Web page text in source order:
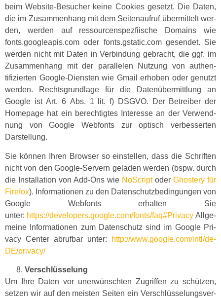
beim Web­site-Besuch­er keine Cook­ies geset­zt. Die Dat­en,
die im Zusam­men­hang mit dem Seit­e­naufruf über­mit­telt wer­
den, wer­den auf ressourcenspez­fi­is­che Domains wie
fonts.googleapis.com oder fonts.gstatic.com gesendet. Sie
wer­den nicht mit Dat­en in Verbindung gebracht, die ggf. im
Zusam­men­hang mit der par­al­le­len Nutzung von authen­
tifizierten Google-Dien­sten wie Gmail erhoben oder genutzt
wer­den. Rechts­grund­lage für die Datenüber­mit­tlung an
Google ist Art. 6 Abs. 1 lit. f) DSGVO. Der Betreiber der
Home­page hat ein berechtigtes Inter­esse an der Ver­wend­
nung von Google Web­fonts zur optisch verbesserten
Darstellung.
Sie kön­nen Ihren Brows­er so ein­stellen, dass die Schriften
nicht von den Google-Servern geladen wer­den (bspw. durch
die Instal­la­tion von Add-Ons wie NoScriptoder Ghostery für
Fire­fox). Infor­ma­tio­nen zu den Daten­schutzbe­din­gun­gen von
Google Web­fonts erhal­ten Sie
unter: https://developers.google.com/fonts/faq#Privacy All­ge­
meine Infor­ma­tio­nen zum Daten­schutz sind im Google Pri­
va­cy Cen­ter abruf­bar unter:
http://www.google.com/intl/de-
DE/privacy/
Ver­schlüs­selung
Um Ihre Dat­en vor uner­wün­scht­en Zugrif­f­en zu schützen,
set­zen wir auf den meis­ten Seit­en ein Ver­schlüs­selungsver­